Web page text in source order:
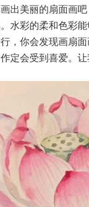
出美丽的扇面画
水彩的柔和色彩
，你会发现画扇
定会受到喜爱。